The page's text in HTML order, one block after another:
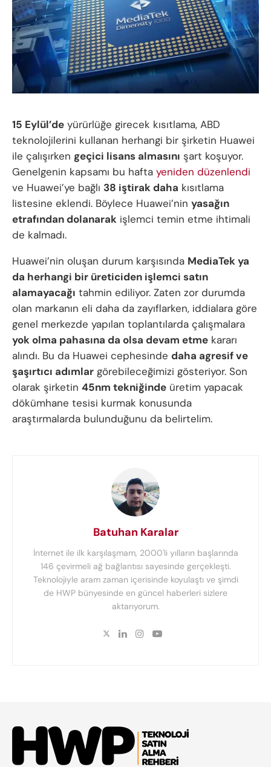
15 Eylül’de yürürlüğe girecek kısıtlama, ABD
teknolojilerini kullanan herhangi bir şirketin Huawei
ile çalışırken geçici lisans almasını şart koşuyor.
Genelgenin kapsamı bu hafta yeniden düzenlendi
ve Huawei’ye bağlı 38 iştirak daha kısıtlama
listesine eklendi. Böylece Huawei’nin yasağın
etrafından dolanarak işlemci temin etme ihtimali
de kalmadı.
Huawei’nin oluşan durum karşısında MediaTek ya
da herhangi bir üreticiden işlemci satın
alamayacağı tahmin ediliyor. Zaten zor durumda
olan markanın eli daha da zayıflarken, iddialara göre
genel merkezde yapılan toplantılarda çalışmalara
yok olma pahasına da olsa devam etme kararı
alındı. Bu da Huawei cephesinde daha agresif ve
şaşırtıcı adımlar görebileceğimizi gösteriyor. Son
olarak şirketin 45nm tekniğinde üretim yapacak
dökümhane tesisi kurmak konusunda
araştırmalarda bulunduğunu da belirtelim.
Batuhan Karalar
İnternet ile ilk karşılaşmam, 2000'li yılların başlarında
146 çevirmeli ağ bağlantısı sayesinde gerçekleşti.
Teknolojiyle aram zaman içerisinde koyulaştı ve şimdi
de HWP bünyesinde en güncel haberleri sizlere
aktarıyorum.